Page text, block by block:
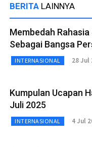
BERITA LAINNYA
Membedah
Sebagai Bangsa
INTERNASIONAL 28 Jul
Kumpulan Ucapan
Juli 2025
INTERNASIONAL 4 Jul